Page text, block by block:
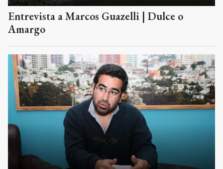
Entrevista a Marcos Guazelli | Dulce o
Amargo